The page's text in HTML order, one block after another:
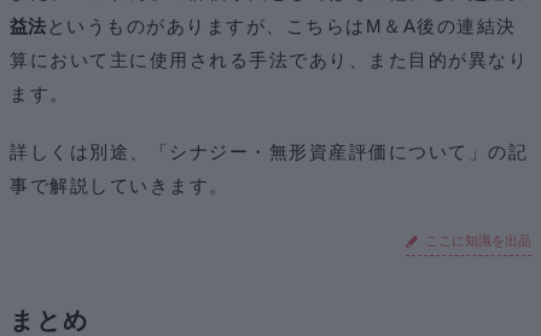
益法 というものがありますが、こちらはM＆A後の連結決
算において主に使用される手法であり、また目的が異なり
ます。
詳しくは別途、「シナジー・無形資産評価について」の記
事で解説していきます。
ここに知識を出品
まとめ